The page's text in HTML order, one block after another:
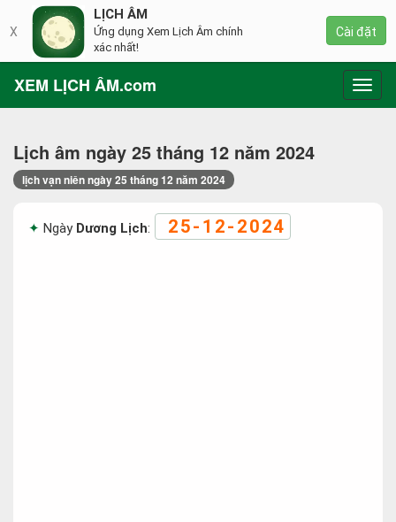
XEM LỊCH ÂM.com
Lịch âm ngày 25 tháng 12 năm 2024
lịch vạn niên ngày 25 tháng 12 năm 2024
Ngày Dương Lịch: 25-12-2024
X
LỊCH ÂM
Ứng dụng Xem Lịch Âm chính
xác nhất!
Cài đặt